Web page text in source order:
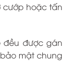
cướp hoặc tấn
đều được gán
mật chung